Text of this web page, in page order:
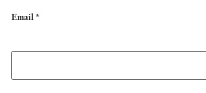
Email*